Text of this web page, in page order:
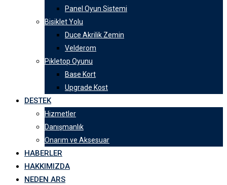
Panel Oyun Sistemi
Bisiklet Yolu
Duce Akrilik Zemin
Velderom
Pikletop Oyunu
Base Kort
Upgrade Kost
DESTEK
Hizmetler
Danışmanlık
Onarım ve Aksesuar
HABERLER
HAKKIMIZDA
NEDEN ARS